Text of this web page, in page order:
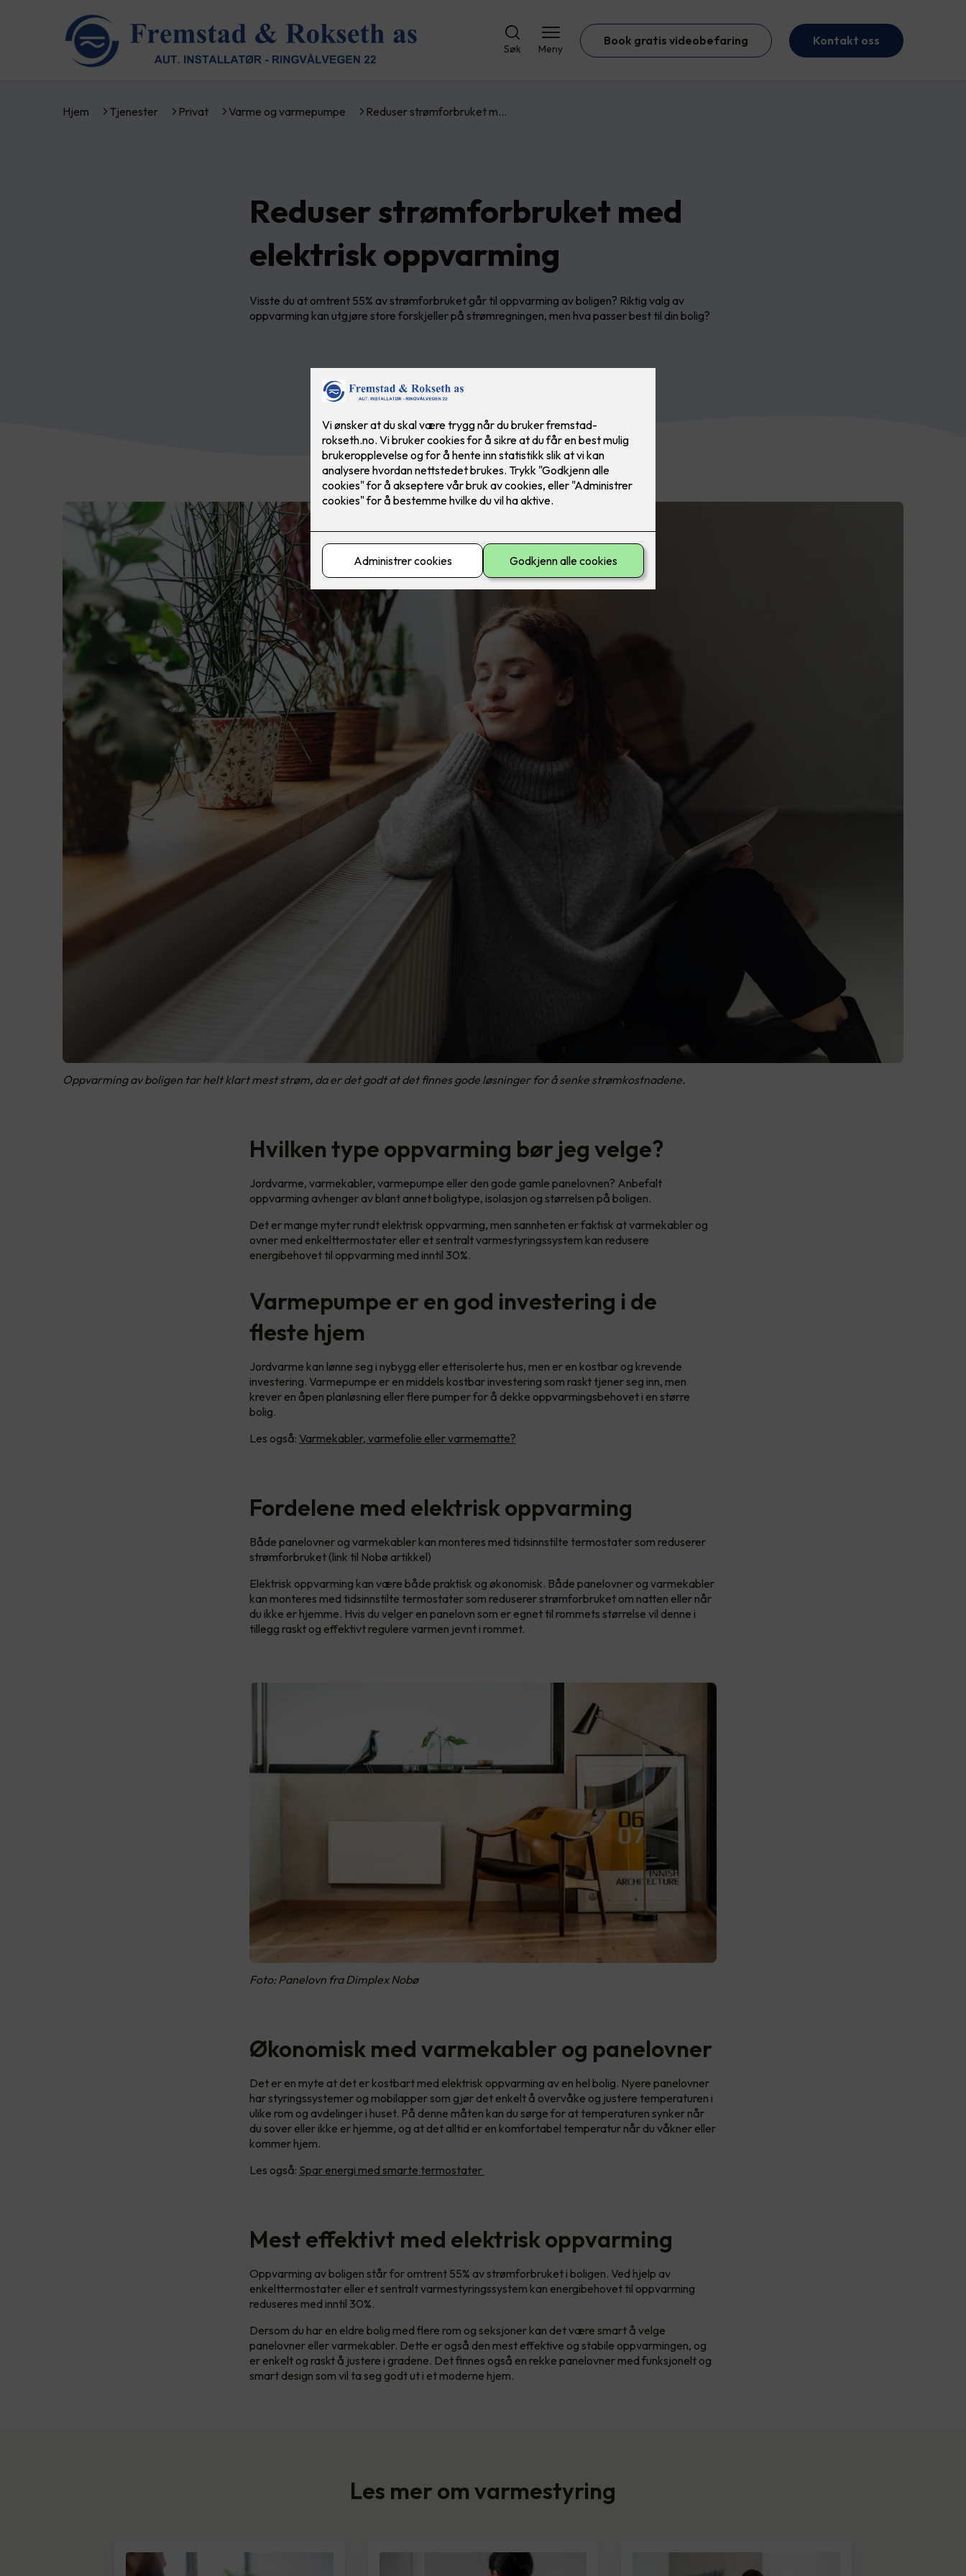
Søk Meny
Book gratis videobefaring Kontakt oss
Hjem Tjenester Privat Varme og varmepumpe Reduser strømforbruket m…
Reduser strømforbruket med
elektrisk oppvarming
Visste du at omtrent 55% av strømforbruket går til oppvarming av boligen? Riktig valg av
oppvarming kan utgjøre store forskjeller på strømregningen, men hva passer best til din bolig?
Oppvarming av boligen tar helt klart mest strøm, da er det godt at det finnes gode løsninger for å senke strømkostnadene.
Hvilken type oppvarming bør jeg velge?
Jordvarme, varmekabler, varmepumpe eller den gode gamle panelovnen? Anbefalt
oppvarming avhenger av blant annet boligtype, isolasjon og størrelsen på boligen.
Det er mange myter rundt elektrisk oppvarming, men sannheten er faktisk at varmekabler og
ovner med enkelttermostater eller et sentralt varmestyringssystem kan redusere
energibehovet til oppvarming med inntil 30%.
Varmepumpe er en god investering i de
fleste hjem
Jordvarme kan lønne seg i nybygg eller etterisolerte hus, men er en kostbar og krevende
investering. Varmepumpe er en middels kostbar investering som raskt tjener seg inn, men
krever en åpen planløsning eller flere pumper for å dekke oppvarmingsbehovet i en større
bolig.
Les også: Varmekabler, varmefolie eller varmematte?
Fordelene med elektrisk oppvarming
Både panelovner og varmekabler kan monteres med tidsinnstilte termostater som reduserer
strømforbruket (link til Nobø artikkel)
Elektrisk oppvarming kan være både praktisk og økonomisk. Både panelovner og varmekabler
kan monteres med tidsinnstilte termostater som reduserer strømforbruket om natten eller når
du ikke er hjemme. Hvis du velger en panelovn som er egnet til rommets størrelse vil denne i
tillegg raskt og effektivt regulere varmen jevnt i rommet.
Foto: Panelovn fra Dimplex Nobø
Økonomisk med varmekabler og panelovner
Det er en myte at det er kostbart med elektrisk oppvarming av en hel bolig. Nyere panelovner
har styringssystemer og mobilapper som gjør det enkelt å overvåke og justere temperaturen i
ulike rom og avdelinger i huset. På denne måten kan du sørge for at temperaturen synker når
du sover eller ikke er hjemme, og at det alltid er en komfortabel temperatur når du våkner eller
kommer hjem.
Les også: Spar energi med smarte termostater
Mest effektivt med elektrisk oppvarming
Oppvarming av boligen står for omtrent 55% av strømforbruket i boligen. Ved hjelp av
enkelttermostater eller et sentralt varmestyringssystem kan energibehovet til oppvarming
reduseres med inntil 30%.
Dersom du har en eldre bolig med flere rom og seksjoner kan det være smart å velge
panelovner eller varmekabler. Dette er også den mest effektive og stabile oppvarmingen, og
er enkelt og raskt å justere i gradene. Det finnes også en rekke panelovner med funksjonelt og
smart design som vil ta seg godt ut i et moderne hjem.
Les mer om varmestyring